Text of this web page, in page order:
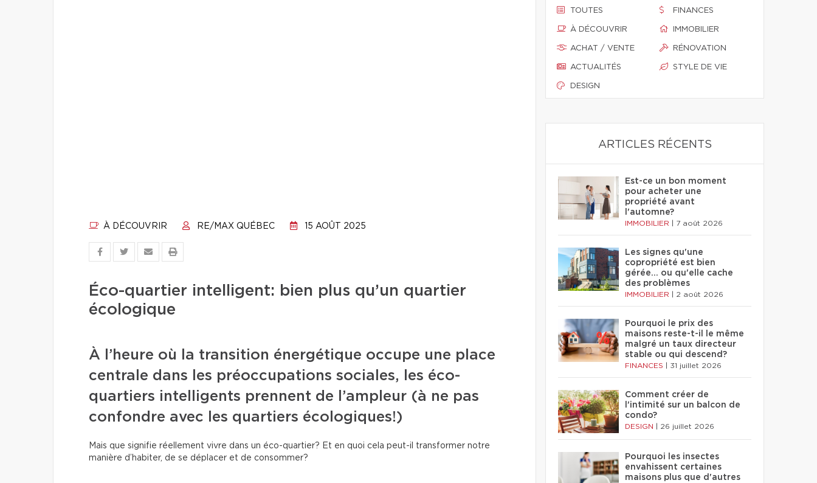
À DÉCOUVRIR RE/MAX QUÉBEC 15 AOÛT 2025
Éco-quartier intelligent: bien plus qu’un quartier
écologique
À l’heure où la transition énergétique occupe une place
centrale dans les préoccupations sociales, les éco-
quartiers intelligents prennent de l’ampleur (à ne pas
confondre avec les quartiers écologiques!)
Mais que signifie réellement vivre dans un éco-quartier? Et en quoi cela peut-il transformer notre
manière d’habiter, de se déplacer et de consommer?
TOUTES
À DÉCOUVRIR
ACHAT / VENTE
ACTUALITÉS
DESIGN
FINANCES
IMMOBILIER
RÉNOVATION
STYLE DE VIE
ARTICLES RÉCENTS
Est-ce un bon moment
pour acheter une
propriété avant
l'automne?
IMMOBILIER 7 août 2026
Les signes qu'une
copropriété est bien
gérée… ou qu'elle cache
des problèmes
IMMOBILIER 2 août 2026
Pourquoi le prix des
maisons reste-t-il le même
malgré un taux directeur
stable ou qui descend?
FINANCES 31 juillet 2026
Comment créer de
l'intimité sur un balcon de
condo?
DESIGN 26 juillet 2026
Pourquoi les insectes
envahissent certaines
maisons plus que d'autres